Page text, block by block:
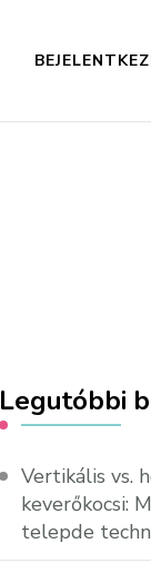
Legutóbbi
Vertikális vs.
keverőkocsi:
telepde